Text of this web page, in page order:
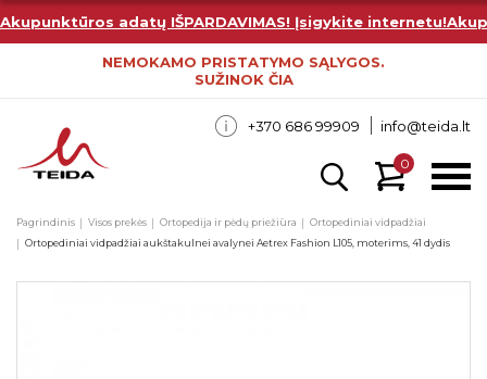
Akupunktūros adatų IŠPARDAVIMAS! Įsigykite internetu!
NEMOKAMO PRISTATYMO SĄLYGOS.
SUŽINOK ČIA
0
+370 686 99909 info@teida.lt
Pagrindinis Visos prekės Ortopedija ir pėdų priežiūra
Ortopediniai vidpadžiai
Ortopediniai vidpadžiai aukštakulnei avalynei Aetrex Fashion L105, moterims, 41 dydis